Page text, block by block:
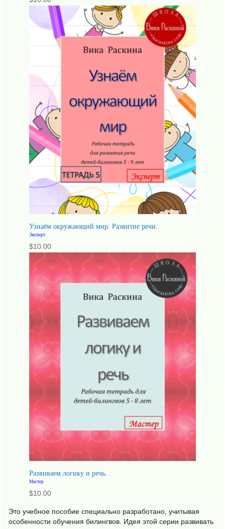
Узнаём окружающий мир. Развитие речи.
Эксперт.
$10.00
Развиваем логику и речь.
Мастер
$10.00
Это учебное пособие специально разработано, учитывая
особенности обучения билингвов. Идея этой серии развивать